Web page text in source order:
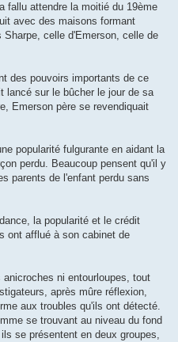
fallu attendre la moitié du 19ème
avec des maisons formant
celle d'Emerson, celle de
des pouvoirs importants de ce
lancé sur le bûcher le jour de sa
Emerson père se revendiquait
popularité fulgurante en aidant la
perdu. Beaucoup pensent qu'il y
parents de l'enfant perdu sans
la popularité et le crédit
ont afflué à son cabinet de
ni entourloupes, tout
après mûre réflexion,
aux troubles qu'ils ont détecté.
se trouvant au niveau du fond
se présentent en deux groupes,